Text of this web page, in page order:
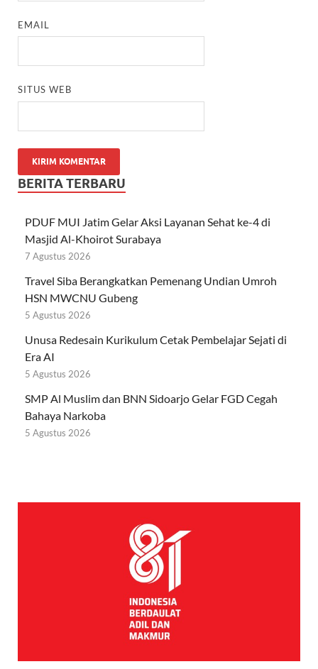
EMAIL
SITUS WEB
BERITA TERBARU
PDUF MUI Jatim Gelar Aksi Layanan Sehat ke-4 di
Masjid Al-Khoirot Surabaya
7 Agustus 2026
Travel Siba Berangkatkan Pemenang Undian Umroh
HSN MWCNU Gubeng
5 Agustus 2026
Unusa Redesain Kurikulum Cetak Pembelajar Sejati di
Era AI
5 Agustus 2026
SMP Al Muslim dan BNN Sidoarjo Gelar FGD Cegah
Bahaya Narkoba
5 Agustus 2026